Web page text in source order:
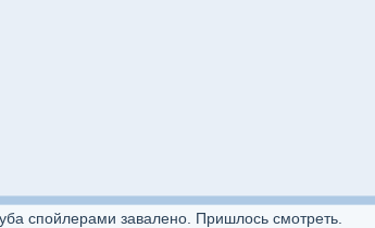
спойлерами завалено. Пришлось смотреть.